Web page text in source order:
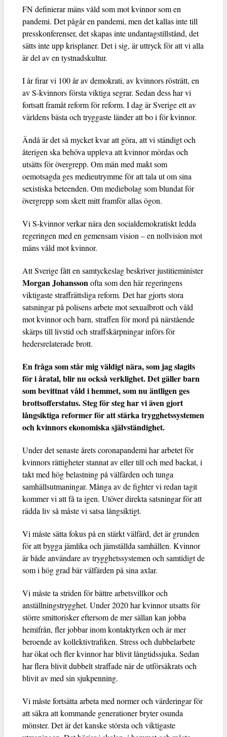
FN definierar mäns våld som mot kvinnor som en
pandemi. Det pågår en pandemi, men det kallas inte till
presskonferenser, det skapas inte undantagstillstånd, det
sätts inte upp krisplaner. Det i sig, är uttryck för att vi alla
är del av en tystnadskultur.
I år firar vi 100 år av demokrati, av kvinnors rösträtt, en
av S-kvinnors första viktiga segrar. Sedan dess har vi
fortsatt framåt reform för reform. I dag är Sverige ett av
världens bästa och tryggaste länder att bo i för kvinnor.
Ändå är det så mycket kvar att göra, att vi ständigt och
återigen ska behöva uppleva att kvinnor mördas och
utsätts för övergrepp. Om män med makt som
oemotsagda ges medieutrymme för att tala ut om sina
sexistiska beteenden. Om mediebolag som blundat för
övergrepp som skett mitt framför allas ögon.
Vi S-kvinnor verkar nära den socialdemokratiskt ledda
regeringen med en gemensam vision – en nollvision mot
mäns våld mot kvinnor.
Att Sverige fått en samtyckeslag beskriver justitieminister
Morgan Johanssonofta som den här regeringens
viktigaste straffrättsliga reform. Det har gjorts stora
satsningar på polisens arbete mot sexualbrott och våld
mot kvinnor och barn, straffen för mord på närstående
skärps till livstid och straffskärpningar införs för
hedersrelaterade brott.
En fråga som står mig väldigt nära, som jag slagits
för i åratal, blir nu också verklighet. Det gäller barn
som bevittnat våld i hemmet, som nu äntligen ges
brottsofferstatus. Steg för steg har vi även gjort
långsiktiga reformer för att stärka trygghetssystemen
och kvinnors ekonomiska självständighet.
Under det senaste årets coronapandemi har arbetet för
kvinnors rättigheter stannat av eller till och med backat, i
takt med hög belastning på välfärden och tunga
samhällsutmaningar. Många av de fighter vi redan tagit
kommer vi att få ta igen. Utöver direkta satsningar för att
rädda liv så måste vi satsa långsiktigt.
Vi måste sätta fokus på en stärkt välfärd, det är grunden
för att bygga jämlika och jämställda samhällen. Kvinnor
är både användare av trygghetssystemen och samtidigt de
som i hög grad bär välfärden på sina axlar.
Vi måste ta striden för bättre arbetsvillkor och
anställningstrygghet. Under 2020 har kvinnor utsatts för
större smittorisker eftersom de mer sällan kan jobba
hemifrån, fler jobbar inom kontaktyrken och är mer
beroende av kollektivtrafiken. Stress och dubbelarbete
har ökat och fler kvinnor har blivit långtidssjuka. Sedan
har flera blivit dubbelt straffade när de utförsäkrats och
blivit av med sin sjukpenning.
Vi måste fortsätta arbeta med normer och värderingar för
att säkra att kommande generationer bryter osunda
mönster. Det är det kanske största och viktigaste